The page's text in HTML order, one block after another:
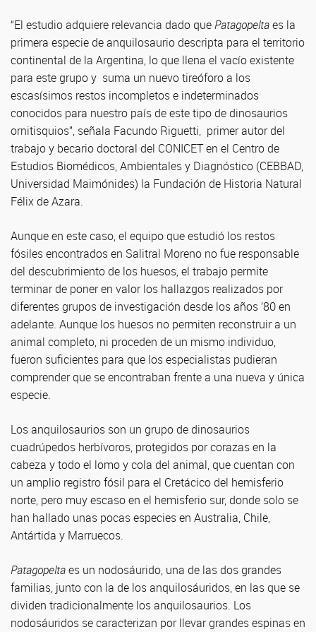
“El estudio adquiere relevancia dado quePatagopeltaes la
primera especie de anquilosaurio descripta para el territorio
continental de la Argentina, lo que llena el vacío existente
para este grupo y suma un nuevo tireóforo a los
escasísimos restos incompletos e indeterminados
conocidos para nuestro país de este tipo de dinosaurios
ornitisquios”, señala Facundo Riguetti, primer autor del
trabajo y becario doctoral del CONICET en el Centro de
Estudios Biomédicos, Ambientales y Diagnóstico (CEBBAD,
Universidad Maimónides) la Fundación de Historia Natural
Félix de Azara.
Aunque en este caso, el equipo que estudió los restos
fósiles encontrados en Salitral Moreno no fue responsable
del descubrimiento de los huesos, el trabajo permite
terminar de poner en valor los hallazgos realizados por
diferentes grupos de investigación desde los años ’80 en
adelante. Aunque los huesos no permiten reconstruir a un
animal completo, ni proceden de un mismo individuo,
fueron suficientes para que los especialistas pudieran
comprender que se encontraban frente a una nueva y única
especie.
Los anquilosaurios son un grupo de dinosaurios
cuadrúpedos herbívoros, protegidos por corazas en la
cabeza y todo el lomo y cola del animal, que cuentan con
un amplio registro fósil para el Cretácico del hemisferio
norte, pero muy escaso en el hemisferio sur, donde solo se
han hallado unas pocas especies en Australia, Chile,
Antártida y Marruecos.
Patagopeltaes un nodosáurido, una de las dos grandes
familias, junto con la de los anquilosáuridos, en las que se
dividen tradicionalmente los anquilosaurios. Los
nodosáuridos se caracterizan por llevar grandes espinas en